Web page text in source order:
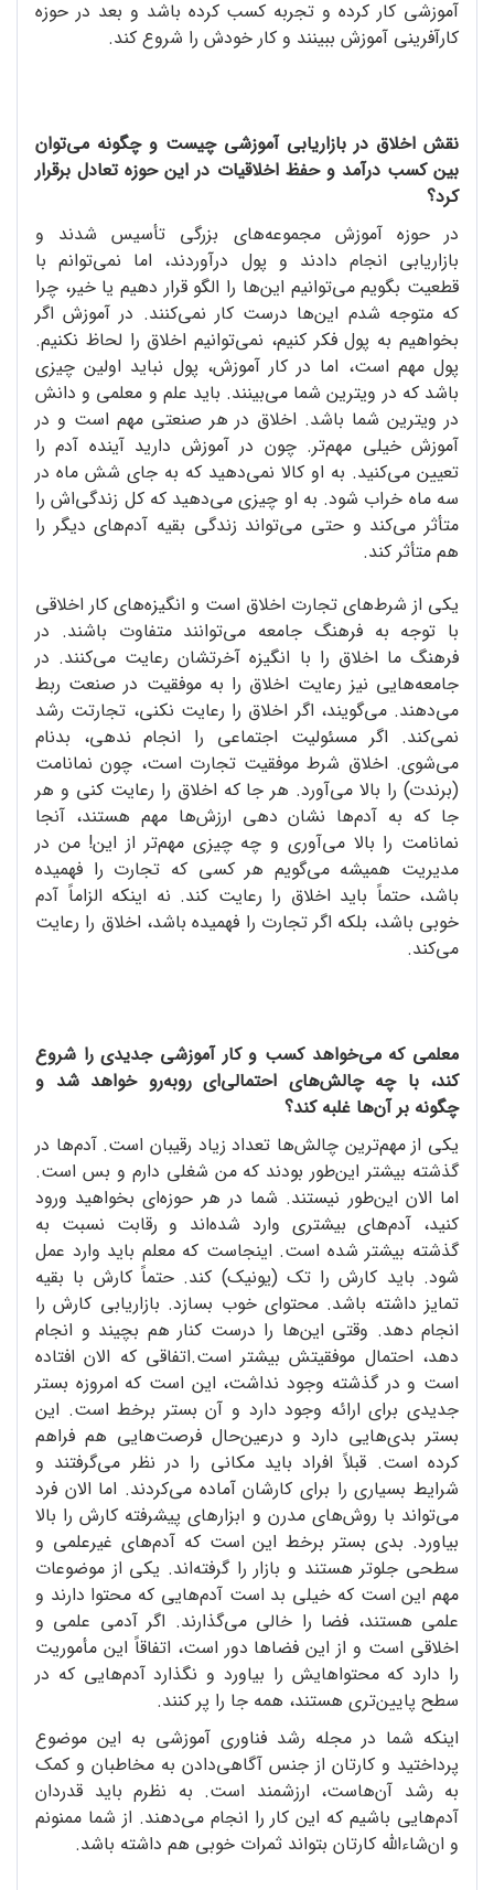
آموزشی کار کرده و تجربه کسب کرده باشد و بعد در حوزه
کارآفرینی آموزش ببینند و کار خودش را شروع کند.
نقش اخلاق در بازاریابی آموزشی چیست و چگونه می‌توان
بین کسب درآمد و حفظ اخلاقیات در این حوزه تعادل برقرار
کرد؟
در حوزه آموزش مجموعه‌های بزرگی تأسیس شدند و
بازاریابی انجام دادند و پول درآوردند، اما نمی‌توانم با
قطعیت بگویم می‌توانیم این‌ها را الگو قرار دهیم یا خیر، چرا
که متوجه شدم این‌ها درست کار نمی‌کنند. در آموزش اگر
بخواهیم به پول فکر کنیم، نمی‌توانیم اخلاق را لحاظ نکنیم.
پول مهم است، اما در کار آموزش، پول نباید اولین چیزی
باشد که در ویترین شما می‌بینند. باید علم و معلمی و دانش
در ویترین شما باشد. اخلاق در هر صنعتی مهم است و در
آموزش خیلی مهم‌تر. چون در آموزش دارید آینده آدم‌ را
تعیین می‌کنید. به او کالا نمی‌دهید که به جای شش ماه در
سه ماه خراب شود. به او چیزی می‌دهید که کل زندگی‌اش را
متأثر می‌کند و حتی می‌تواند زندگی بقیه آدم‌های دیگر را
هم متأثر کند.
یکی از شرط‌های تجارت اخلاق است و انگیزه‌های کار اخلاقی
با توجه به فرهنگ جامعه می‌توانند متفاوت باشند. در
فرهنگ ما اخلاق را با انگیزه آخرتشان رعایت می‌کنند. در
جامعه‌هایی نیز رعایت اخلاق را به موفقیت در صنعت ربط
می‌دهند. می‌گویند، اگر اخلاق را رعایت نکنی، تجارتت رشد
نمی‌کند. اگر مسئولیت اجتماعی را انجام ندهی، بدنام
می‌شوی. اخلاق شرط موفقیت تجارت است، چون نمانامت
(برندت) را بالا می‌آورد. هر جا که اخلاق را رعایت کنی و هر
جا که به آدم‌ها نشان دهی ارزش‌ها مهم هستند، آنجا
نمانامت را بالا می‌آوری و چه چیزی مهم‌تر از این! من در
مدیریت همیشه می‌گویم هر کسی که تجارت را فهمیده
باشد، حتماً باید اخلاق را رعایت کند. نه اینکه الزاماً آدم
خوبی باشد، بلکه اگر تجارت را فهمیده باشد، اخلاق را رعایت
می‌کند.
معلمی که می‌خواهد کسب و کار آموزشی جدیدی را شروع
کند، با چه چالش‌های احتمالی‌ای روبه‌رو خواهد شد و
چگونه بر آن‌‌ها غلبه کند؟
یکی از مهم‌ترین چالش‌ها تعداد زیاد رقیبان است. آدم‌ها در
گذشته بیشتر این‌طور بودند که من شغلی دارم و بس است.
اما الان این‌طور نیستند. شما در هر حوزه‌ای بخواهید ورود
کنید، آدم‌های بیشتری وارد شده‌اند و رقابت نسبت به
گذشته بیشتر شده است. اینجاست که معلم باید وارد عمل
شود. باید کارش را تک (یونیک) کند. حتماً کارش با بقیه
تمایز داشته باشد. محتوای خوب بسازد. بازاریابی کارش را
انجام دهد. وقتی این‌ها را درست کنار هم بچیند و انجام
دهد، احتمال موفقیتش بیشتر است.اتفاقی که الان افتاده
است و در گذشته وجود نداشت، این است که امروزه بستر
جدیدی برای ارائه وجود دارد و آن بستر برخط است. این
بستر بدی‌هایی دارد و درعین‌حال فرصت‌هایی هم فراهم
کرده است. قبلاً افراد باید مکانی را در نظر می‌گرفتند و
شرایط بسیاری را برای کارشان آماده می‌کردند. اما الان فرد
می‌تواند با روش‌های مدرن و ابزارهای پیشرفته کارش را بالا
بیاورد. بدی بستر برخط این است که آدم‌های غیرعلمی و
سطحی جلوتر هستند و بازار را گرفته‌اند. یکی از موضوعات
مهم این است که خیلی بد است آدم‌هایی که محتوا دارند و
علمی هستند، فضا را خالی می‌گذارند. اگر آدمی علمی و
اخلاقی است و از این فضاها دور است، اتفاقاً این مأموریت
را دارد که محتواهایش را بیاورد و نگذارد آدم‌هایی که در
سطح پایین‌تری هستند، همه جا را پر کنند.
اینکه شما در مجله رشد فناوری آموزشی به این موضوع
پرداختید و کارتان از جنس آگاهی‌دادن به مخاطبان و کمک
به رشد آن‌هاست، ارزشمند است. به نظرم باید قدردان
آدم‌هایی باشیم که این کار را انجام می‌دهند. از شما ممنونم
و ان‌شاءالله کارتان بتواند ثمرات خوبی هم داشته باشد.